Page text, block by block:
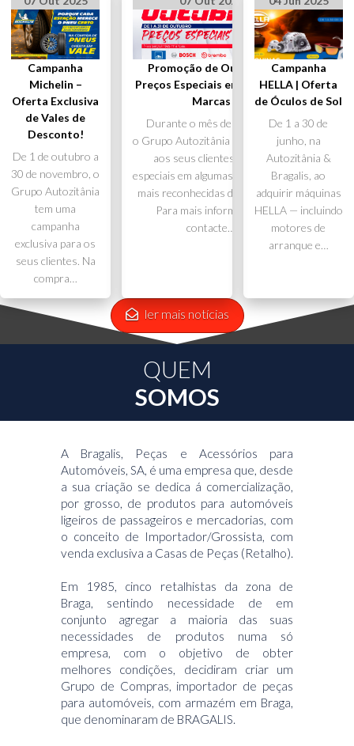
Campanha
Michelin –
Oferta Exclusiva
de Vales de
Desconto!
De 1 de outubro a
30 de novembro, o
Grupo Autozitânia
tem uma
campanha
exclusiva para os
seus clientes. Na
compra…
Promoção de Outubro –
Preços Especiais em Grandes
Marcas
Durante o mês de outubro,
o Grupo Autozitânia disponibiliza
aos seus clientes preços
especiais em algumas das marcas
mais reconhecidas do mercado.
Para mais informações,
contacte…
Campanha
HELLA | Oferta
de Óculos de Sol
De 1 a 30 de
junho, na
Autozitânia &
Bragalis, ao
adquirir máquinas
HELLA — incluindo
motores de
arranque e…
ler mais notícias
QUEM
SOMOS
A Bragalis, Peças e Acessórios para
Automóveis, SA, é uma empresa que, desde
a sua criação se dedica á comercialização,
por grosso, de produtos para automóveis
ligeiros de passageiros e mercadorias, com
o conceito de Importador/Grossista, com
venda exclusiva a Casas de Peças (Retalho).
Em 1985, cinco retalhistas da zona de
Braga, sentindo necessidade de em
conjunto agregar a maioria das suas
necessidades de produtos numa só
empresa, com o objetivo de obter
melhores condições, decidiram criar um
Grupo de Compras, importador de peças
para automóveis, com armazém em Braga,
que denominaram de BRAGALIS.